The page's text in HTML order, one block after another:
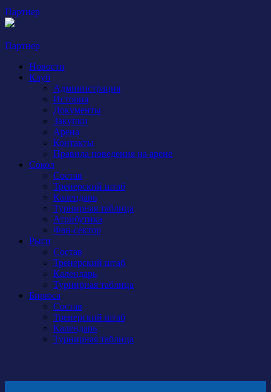
Партнер
Партнер
Новости
Клуб
Администрация
История
Документы
Закупки
Арена
Контакты
Правила поведения на арене
Сокол
Состав
Тренерский штаб
Календарь
Турнирная таблица
Атрибутика
Фан-сектор
Рыси
Состав
Тренерский штаб
Календарь
Турнирная таблица
Бирюса
Состав
Тренерский штаб
Календарь
Турнирная таблица